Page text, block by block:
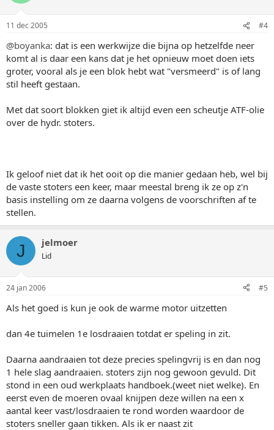
11 dec 2005 #4
@boyanka: dat is een werkwijze die bijna op hetzelfde neer
komt al is daar een kans dat je het opnieuw moet doen iets
groter, vooral als je een blok hebt wat "versmeerd" is of lang
stil heeft gestaan.
Met dat soort blokken giet ik altijd even een scheutje ATF-olie
over de hydr. stoters.
Ik geloof niet dat ik het ooit op die manier gedaan heb, wel bij
de vaste stoters een keer, maar meestal breng ik ze op z'n
basis instelling om ze daarna volgens de voorschriften af te
stellen.
J jelmoer
Lid
24 jan 2006 #5
Als het goed is kun je ook de warme motor uitzetten
dan 4e tuimelen 1e losdraaien totdat er speling in zit.
Daarna aandraaien tot deze precies spelingvrij is en dan nog
1 hele slag aandraaien. stoters zijn nog gewoon gevuld. Dit
stond in een oud werkplaats handboek.(weet niet welke). En
eerst even de moeren ovaal knijpen deze willen na een x
aantal keer vast/losdraaien te rond worden waardoor de
stoters sneller gaan tikken. Als ik er naast zit